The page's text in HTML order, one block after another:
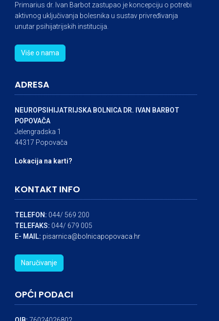
Primarius dr. Ivan Barbot zastupao je koncepciju o potrebi
aktivnog uključivanja bolesnika u sustav privređivanja
unutar psihijatrijskih institucija.
Više o nama
ADRESA
NEUROPSIHIJATRIJSKA BOLNICA DR. IVAN BARBOT
POPOVAČA
Jelengradska 1
44317 Popovača
Lokacija na karti?
KONTAKT INFO
TELEFON: 044/ 569 200
TELEFAKS: 044/ 679 005
E- MAIL: pisarnica@bolnicapopovaca.hr
Naručivanje
OPĆI PODACI